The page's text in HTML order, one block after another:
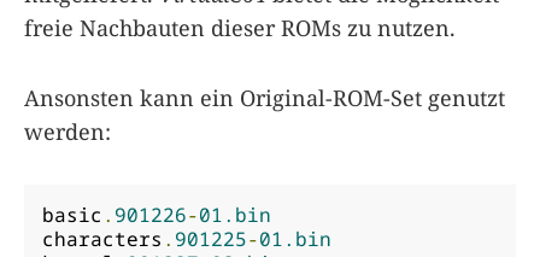
freie Nachbauten dieser ROMs zu nutzen.
Ansonsten kann ein Original-ROM-Set genutzt
werden:
basic . 901226-01.bin
characters . 901225-01.bin